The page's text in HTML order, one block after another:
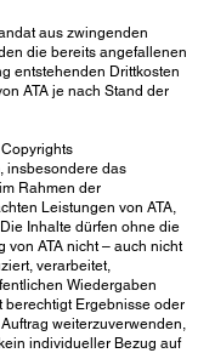
aus zwingenden
die bereits angefallenen
entstehenden Drittkosten
ATA je nach Stand der
insbesondere das
Rahmen der
Leistungen von ATA,
Inhalte dürfen ohne die
von ATA nicht – auch nicht
verarbeitet,
Wiedergaben
berechtigt Ergebnisse oder
weiterzuverwenden,
individueller Bezug auf